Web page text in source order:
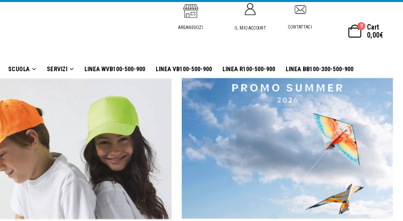
AREANEGOZI IL MIO ACCOUNT CONTATTACI 0
Cart
0,00€
SCUOLA SERVIZI LINEA WVB100-500-900 LINEA VB100-500-900 LINEA R100-500-900 LINEA BB100-300-500-900